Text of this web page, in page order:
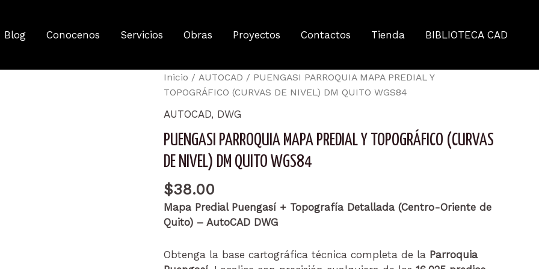
Blog Conocenos Servicios Obras Proyectos Contactos Tienda BIBLIOTECA CAD
Inicio / AUTOCAD / PUENGASI PARROQUIA MAPA PREDIAL Y
TOPOGRÁFICO (CURVAS DE NIVEL) DM QUITO WGS84
AUTOCAD, DWG
PUENGASI PARROQUIA MAPA PREDIAL Y TOPOGRÁFICO (CURVAS
DE NIVEL) DM QUITO WGS84
$38.00
Mapa Predial Puengasí + Topografía Detallada (Centro-Oriente de
Quito) – AutoCAD DWG
Obtenga la base cartográfica técnica completa de la Parroquia
Y
DE
NIVEL)
WGS84